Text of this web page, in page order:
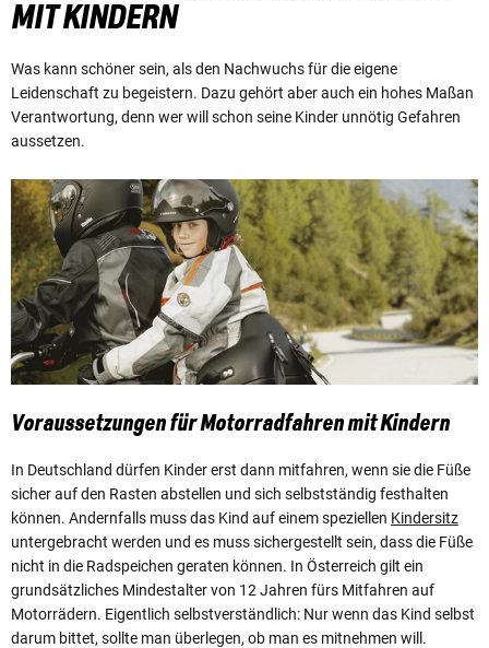
MIT KINDERN
Was kann schöner sein, als den Nachwuchs für die eigene
Leidenschaft zu begeistern. Dazu gehört aber auch ein hohes Maßan
Verantwortung, denn wer will schon seine Kinder unnötig Gefahren
aussetzen.
Voraussetzungen für Motorradfahren mit Kindern
In Deutschland dürfen Kinder erst dann mitfahren, wenn sie die Füße
sicher auf den Rasten abstellen und sich selbstständig festhalten
können. Andernfalls muss das Kind auf einem speziellen Kindersitz
untergebracht werden und es muss sichergestellt sein, dass die Füße
nicht in die Radspeichen geraten können. In Österreich gilt ein
grundsätzliches Mindestalter von 12 Jahren fürs Mitfahren auf
Motorrädern. Eigentlich selbstverständlich: Nur wenn das Kind selbst
darum bittet, sollte man überlegen, ob man es mitnehmen will.